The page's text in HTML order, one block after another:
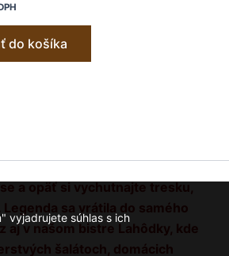
do košíka
a opäť si vychutnajte tresku,
Legenda sa vrátila do samého
aj v našom bistre Lahôdky, kde
šalátoch, domácich
vyjadrujete súhlas s ich